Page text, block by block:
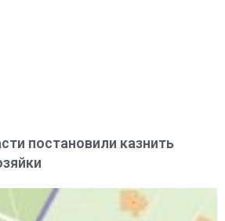
постановили казнить